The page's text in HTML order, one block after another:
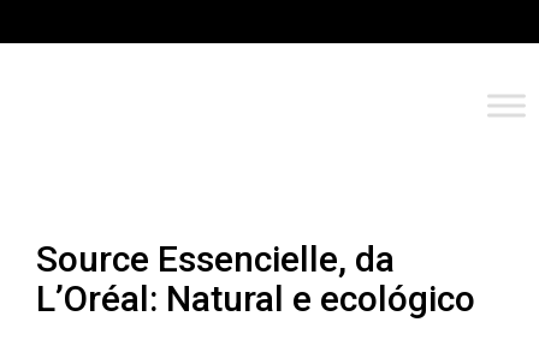
Source Essencielle, da
L’Oréal: Natural e ecológico